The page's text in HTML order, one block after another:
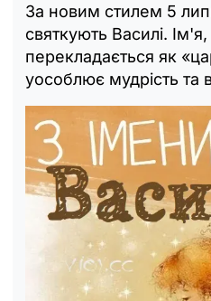
За новим стилем 5
святкують Василі.
перекладається як
уособлює мудрість та